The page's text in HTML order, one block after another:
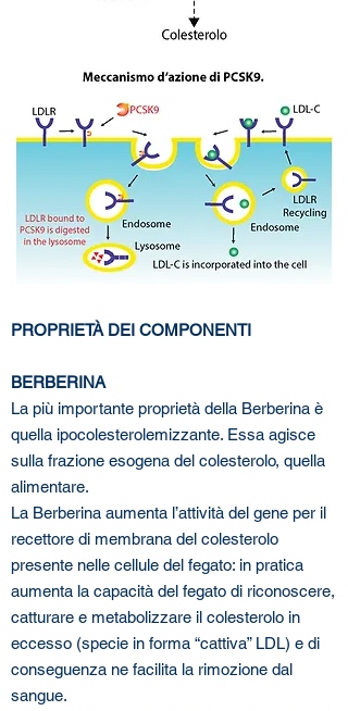
PROPRIETÀ DEI COMPONENTI
BERBERINA
La più importante proprietà della Berberina è
quella ipocolesterolemizzante. Essa agisce
sulla frazione esogena del colesterolo, quella
alimentare.
La Berberina aumenta l’attività del gene per il
recettore di membrana del colesterolo
presente nelle cellule del fegato: in pratica
aumenta la capacità del fegato di riconoscere,
catturare e metabolizzare il colesterolo in
eccesso (specie in forma “cattiva” LDL) e di
conseguenza ne facilita la rimozione dal
sangue.